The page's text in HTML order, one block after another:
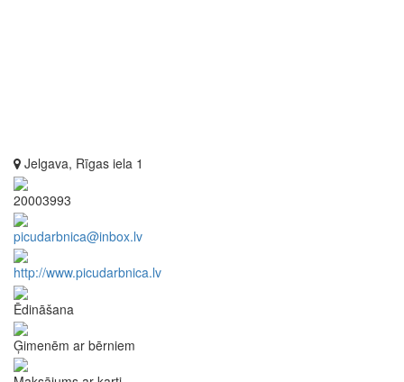
Jelgava, Rīgas iela 1
20003993
picudarbnica@inbox.lv
http://www.picudarbnica.lv
Ēdināšana
Ģimenēm ar bērniem